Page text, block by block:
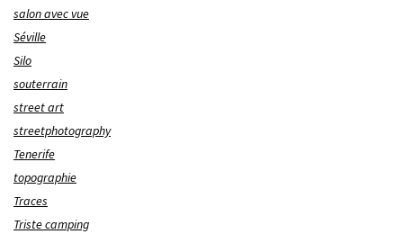
salon avec vue
Séville
Silo
souterrain
street art
streetphotography
Tenerife
topographie
Traces
Triste camping